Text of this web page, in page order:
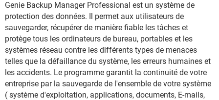
Genie Backup Manager Professional est un système de
protection des données. Il permet aux utilisateurs de
sauvegarder, récupérer de manière fiable les tâches et
protège tous les ordinateurs de bureau, portables et les
systèmes réseau contre les différents types de menaces
telles que la défaillance du système, les erreurs humaines et
les accidents. Le programme garantit la continuité de votre
entreprise par la sauvegarde de l'ensemble de votre système
( système d'exploitation, applications, documents, E-mails,